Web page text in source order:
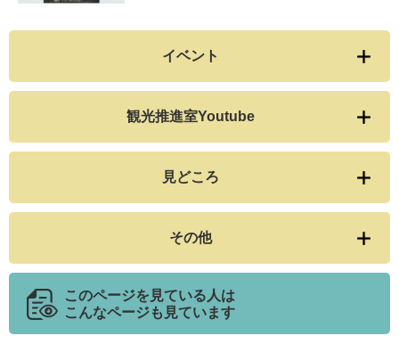
イベント
観光推進室Youtube
見どころ
その他
このページを見ている人は
こんなページも見ています